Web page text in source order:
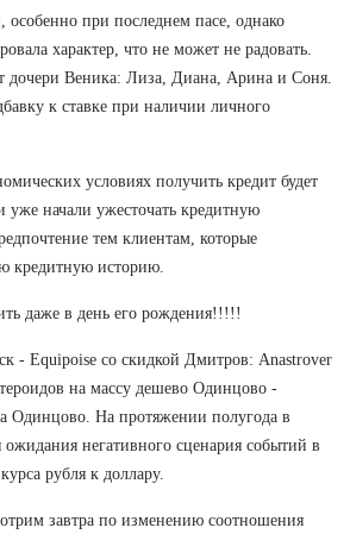
при последнем пасе, однако
характер, что не может не радовать.
дочери Веника: Лиза, Диана, Арина и Соня.
к ставке при наличии личного
условиях получить кредит будет
уже начали ужесточать кредитную
тем клиентам, которые
кредитную историю.
даже в день его рождения!!!!!
- Equipoise со скидкой Дмитров: Anastrover
на массу дешево Одинцово -
Одинцово. На протяжении полугода в
негативного сценария событий в
рубля к доллару.
завтра по изменению соотношения